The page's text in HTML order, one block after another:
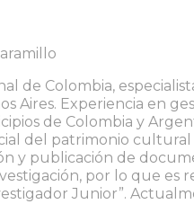
de Colombia,
Aires. Experiencia en
de Colombia y
del patrimonio
y publicación de
por lo que es
Junior”.